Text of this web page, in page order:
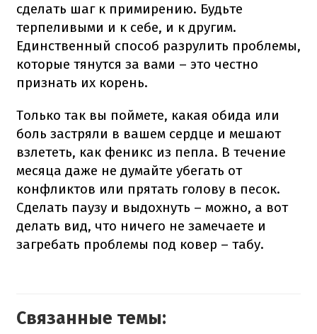
сделать шаг к примирению. Будьте
терпеливыми и к себе, и к другим.
Единственный способ разрулить проблемы,
которые тянутся за вами – это честно
признать их корень.
Только так вы поймете, какая обида или
боль застряли в вашем сердце и мешают
взлететь, как феникс из пепла. В течение
месяца даже не думайте убегать от
конфликтов или прятать голову в песок.
Сделать паузу и выдохнуть – можно, а вот
делать вид, что ничего не замечаете и
загребать проблемы под ковер – табу.
Связанные темы: